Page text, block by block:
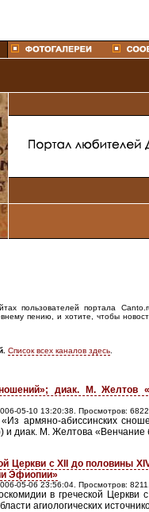
пользователей портала
пению, и хотите, чтобы
Список всех каналов здесь
диак. М. Желтов
05-10 13:20:38. Просмотров: 6822.
армяно-абиссинских
и диак. М. Желтова
Церкви с XII до половины
Эфиопии»
05-06 23:56:04. Просмотров: 8211.
в греческой
агиологических